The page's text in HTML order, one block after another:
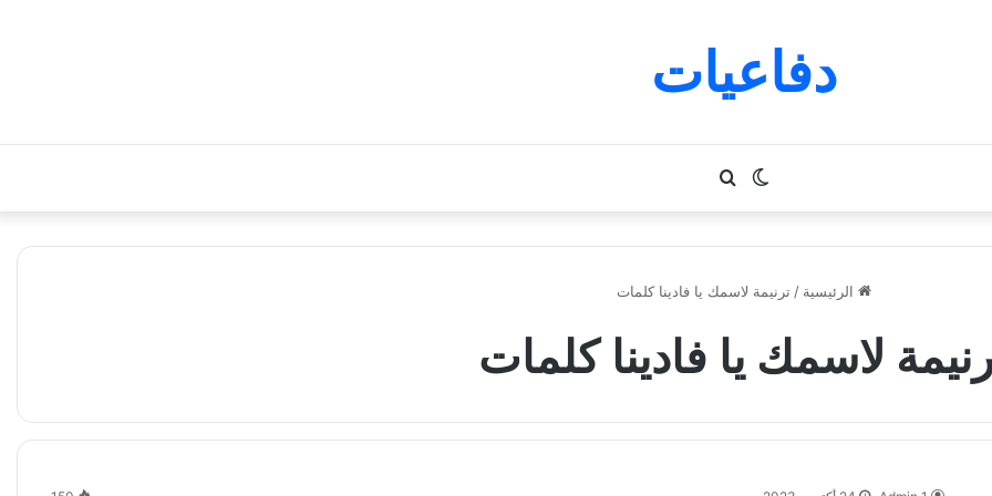
دفاعيات
بحث
عن
الوضع
المظلم
الرئيسية / ترنيمة لاسمك يا فادينا كلمات
لاسمك يا فادينا كلمات